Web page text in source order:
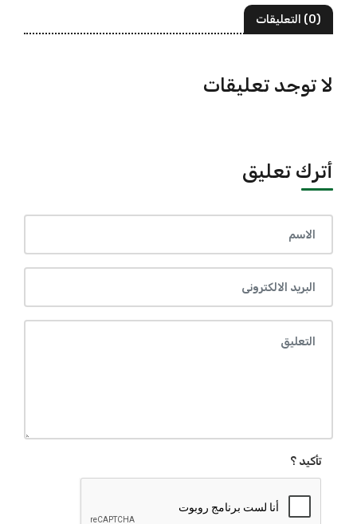
(0) التعليقات
لا توجد تعليقات
أترك تعليق
تأكيد ؟